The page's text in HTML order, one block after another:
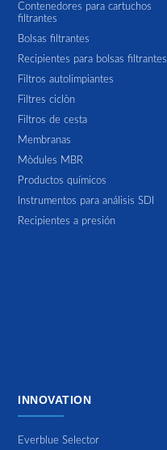
Contenedores para cartuchos
filtrantes
Bolsas filtrantes
Recipientes para bolsas filtrantes
Filtros autolimpiantes
Filtres ciclòn
Filtros de cesta
Membranas
Mòdules MBR
Productos químicos
Instrumentos para análisis SDI
Recipientes a presión
INNOVATION
Everblue Selector